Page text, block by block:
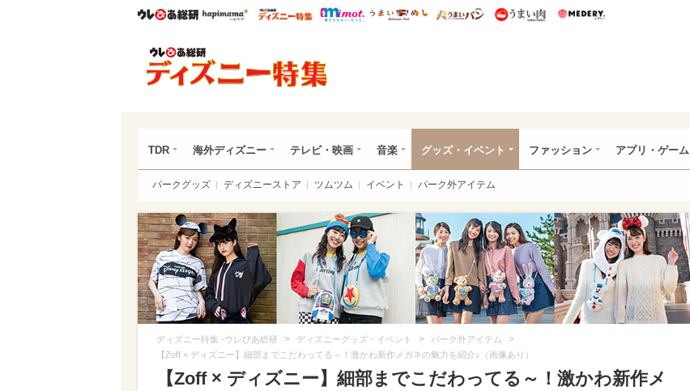
ウレぴあ総研ハピママ* ウレぴあ総研 ディズニー特集
mimot. うまいめし うまいパン うまい肉
TDR 海外ディズニー テレビ・映画 音楽 グッズ・イベント ファッション アプリ・ゲーム
パークグッズ ディズニーストア ツムツム イベント パーク外アイテム
ディズニー特集 -ウレぴあ総研 > ディズニーグッズ・イベント > パーク外アイテム >
【Zoff × ディズニー】細部までこだわってる～！激かわ新作メガネの魅力を紹介♪（画像あり）
【Zoff × ディズニー】細部までこだわってる～！激かわ新作メ